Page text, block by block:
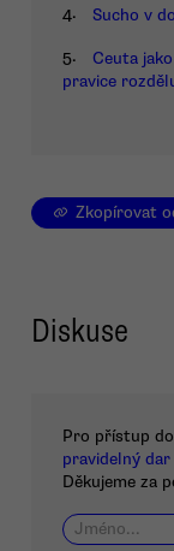
4. Sucho v
5.
Ceuta
pravice
Zkopírovat
Diskuse
Pro přístup
pravidelný
Děkujeme za